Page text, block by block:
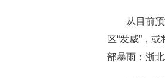
从目前
区“发威”，
部暴雨；浙